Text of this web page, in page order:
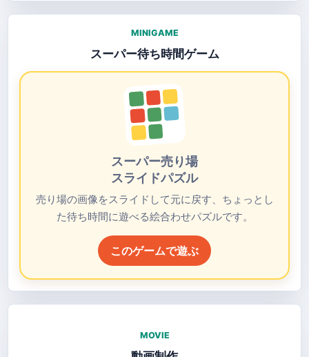
MINIGAME
スーパー待ち時間ゲーム
スーパー売り場
スライドパズル
売り場の画像をスライドして元に戻す、ちょっとし
た待ち時間に遊べる絵合わせパズルです。
このゲームで遊ぶ
MOVIE